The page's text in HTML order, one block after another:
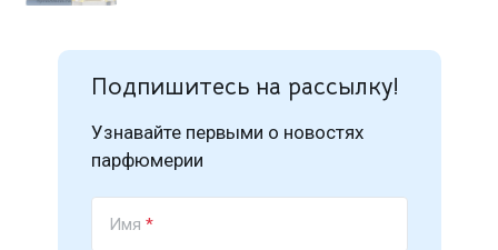
Подпишитесь на рассылку!
Узнавайте первыми о новостях
парфюмерии
Имя *